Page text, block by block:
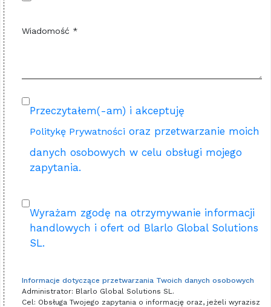
Wiadomość *
Przeczytałem(-am) i akceptuję
Politykę Prywatności oraz przetwarzanie moich
danych osobowych w celu obsługi mojego
zapytania.
Wyrażam zgodę na otrzymywanie informacji
handlowych i ofert od Blarlo Global Solutions
SL.
Informacje dotyczące przetwarzania Twoich danych osobowych
Administrator: Blarlo Global Solutions SL.
Cel: Obsługa Twojego zapytania o informację oraz, jeżeli wyrazisz